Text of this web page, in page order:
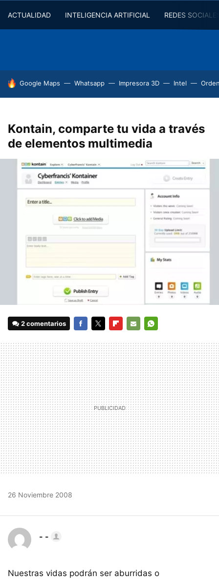
ACTUALIDAD INTELIGENCIA ARTIFICIAL REDES
HOY SE HABLA DE
Google Maps Whatsapp Impresora 3D Intel
Kontain, comparte tu vida a través
de elementos multimedia
2 comentarios
MAIL
26 Noviembre 2008
- -
Nuestras vidas podrán ser aburridas o